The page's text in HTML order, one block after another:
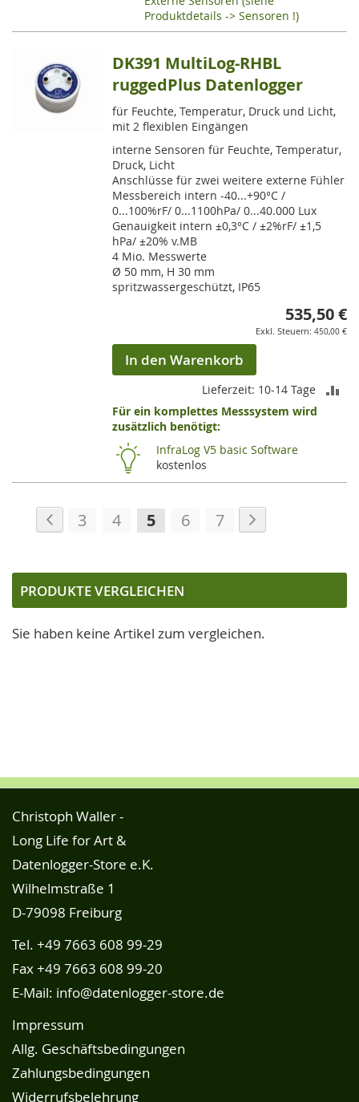
Produktdetails -> Sensoren !)
DK391 MultiLog-RHBL
ruggedPlus Datenlogger
für Feuchte, Temperatur, Druck und Licht,
mit 2 flexiblen Eingängen
interne Sensoren für Feuchte, Temperatur,
Druck, Licht
Anschlüsse für zwei weitere externe Fühler
Messbereich intern -40...+90°C /
0...100%rF/ 0...1100hPa/ 0...40.000 Lux
Genauigkeit intern ±0,3°C / ±2%rF/ ±1,5
hPa/ ±20% v.MB
4 Mio. Messwerte
Ø 50 mm, H 30 mm
spritzwassergeschützt, IP65
535,50 €
450,00 €
In den Warenkorb
Lieferzeit: 10-14 Tage
Für ein komplettes Messsystem wird
zusätzlich benötigt:
InfraLog V5 basic Software
kostenlos
Seite
Seite
Zurück
Seite
3 Seite
4
Sie
gerade
die
5 Seite
6 Seite
7
PRODUKTE VERGLEICHEN
Sie haben keine Artikel zum vergleichen.
Christoph Waller -
Long Life for Art &
Datenlogger-Store e.K.
Wilhelmstraße 1
D-79098 Freiburg
Tel. +49 7663 608 99-29
Fax +49 7663 608 99-20
E-Mail: info@datenlogger-store.de
Impressum
Allg. Geschäftsbedingungen
Zahlungsbedingungen
Widerrufsbelehrung